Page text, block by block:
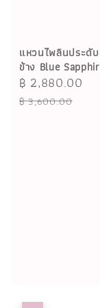
แหวนไพลินประดั
ข้าง Blue
Sale
price
฿ 2,880.00
฿ 3,600.00